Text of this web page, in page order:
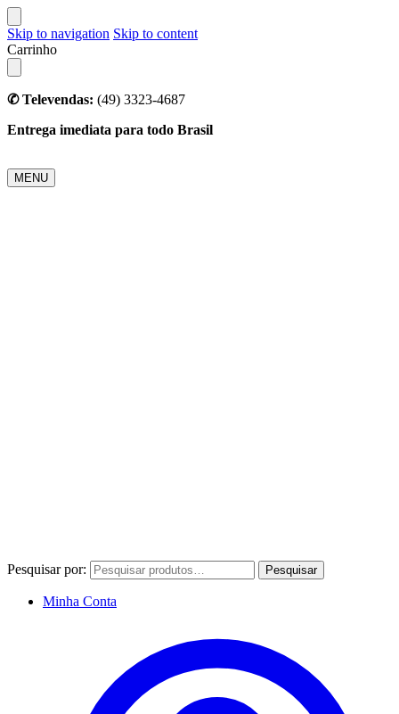
Skip to navigation Skip to content
Carrinho
✆ Televendas: (49) 3323-4687
Entrega imediata para todo Brasil
MENU
Pesquisar por: Pesquisar
Minha Conta